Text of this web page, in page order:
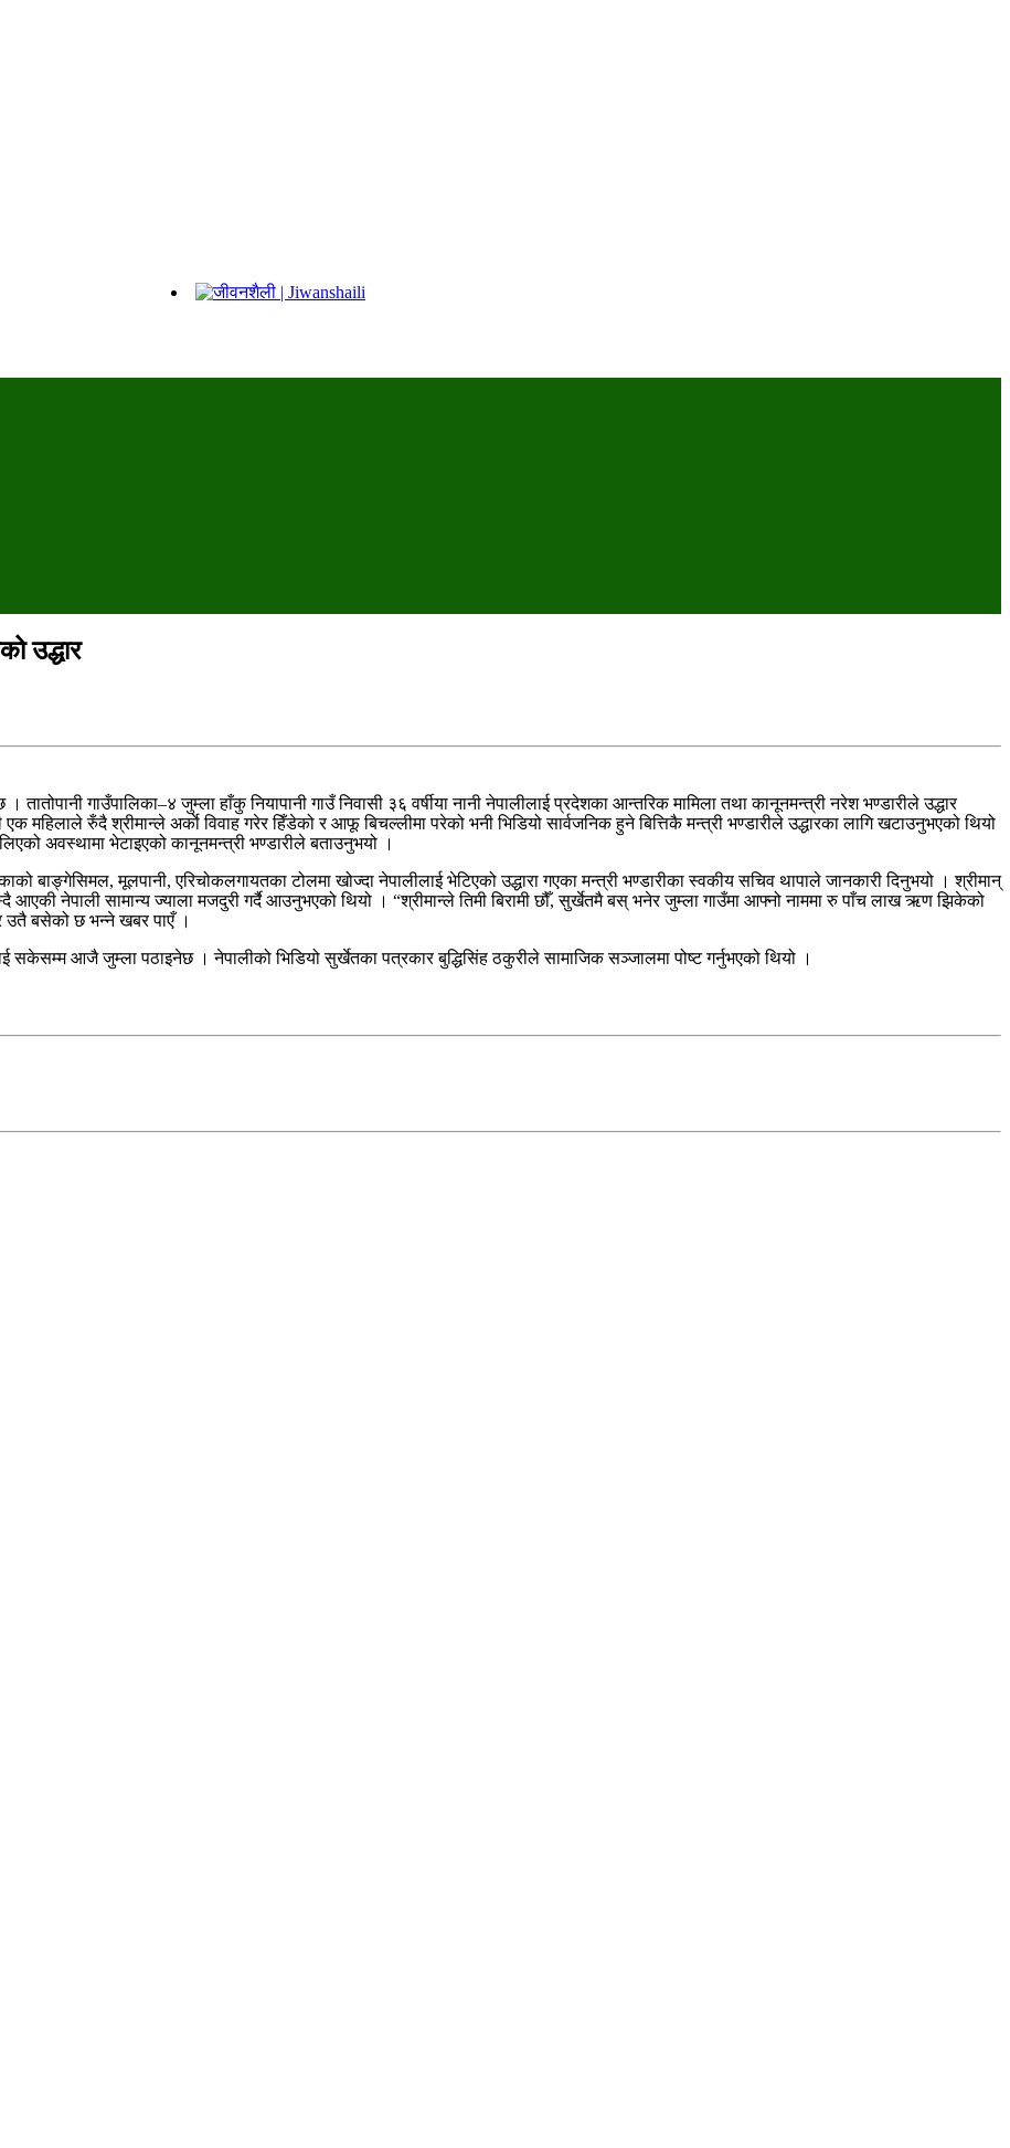
उद्धार
गाउँपालिका–४ जुम्ला हाँकु नियापानी गाउँ निवासी ३६ वर्षीया नानी नेपालीलाई प्रदेशका आन्तरिक मामिला तथा कानूनमन्त्री नरेश भण्डारीले उद्धार
महिलाले रुँदै श्रीमान्ले अर्काे विवाह गरेर हिँडेको र आफू बिचल्लीमा परेको भनी भिडियो सार्वजनिक हुने बित्तिकै मन्त्री भण्डारीले उद्धारका लागि खटाउनुभएको थियो
अवस्थामा भेटाइएको कानूनमन्त्री भण्डारीले बताउनुभयो ।
बाङ्गेसिमल, मूलपानी, एरिचोकलगायतका टोलमा खोज्दा नेपालीलाई भेटिएको उद्धारा गएका मन्त्री भण्डारीका स्वकीय सचिव थापाले जानकारी दिनुभयो । श्रीमान्
नेपाली सामान्य ज्याला मजदुरी गर्दै आउनुभएको थियो । “श्रीमान्ले तिमी बिरामी छौँ, सुर्खेतमै बस् भनेर जुम्ला गाउँमा आफ्नो नाममा रु पाँच लाख ऋण झिकेको
उतै बसेको छ भन्ने खबर पाएँ ।
सकेसम्म आजै जुम्ला पठाइनेछ । नेपालीको भिडियो सुर्खेतका पत्रकार बुद्धिसिंह ठकुरीले सामाजिक सञ्जालमा पोष्ट गर्नुभएको थियो ।